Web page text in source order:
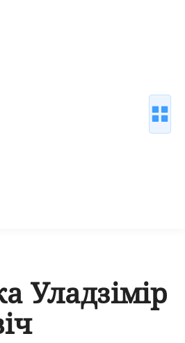
Уладзімір